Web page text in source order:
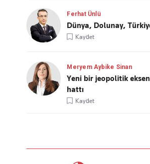
Ferhat Ünlü
Dünya, Dolunay,
Kaydet
Meryem Aybike Sinan
Yeni bir jeopolitik
hattı
Kaydet